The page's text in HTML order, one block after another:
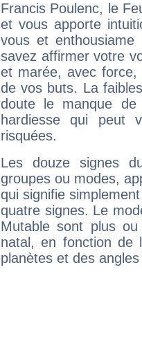
Francis Poulenc, le
et vous apporte
vous et
savez affirmer votre
et marée, avec
de vos buts. La
doute le manque
hardiesse qui peut
risquées.
Les douze signes
groupes ou modes,
qui signifie
quatre signes. Le
Mutable sont plus
natal, en fonction de
planètes et des